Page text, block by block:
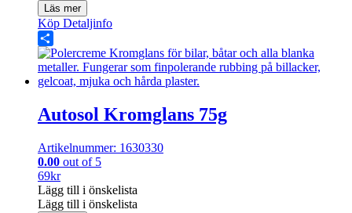
Läs mer
Köp Detaljinfo
Share
Autosol Kromglans 75g
Artikelnummer: 1630330
0.00 out of 5
69kr
Lägg till i önskelista
Lägg till i önskelista